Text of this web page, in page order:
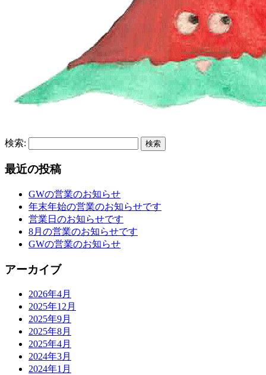
検索:
最近の投稿
GWの営業のお知らせ
年末年始の営業のお知らせです
営業日のお知らせです
8月の営業のお知らせです
GWの営業のお知らせ
アーカイブ
2026年4月
2025年12月
2025年9月
2025年8月
2025年4月
2024年3月
2024年1月